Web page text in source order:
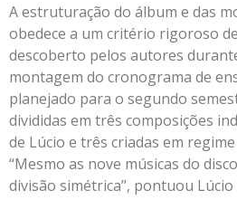
A estruturação do álbum e das
obedece a um critério rigoroso
descoberto pelos autores
montagem do cronograma de
planejado para o segundo
divididas em três composições
de Lúcio e três criadas em
“Mesmo as nove músicas do
divisão simétrica”, pontuou Lúcio